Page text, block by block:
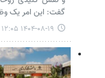
گفت: این امر یک
۱۴۰۴-۰۸-۱۹ ۱۲:۰۵